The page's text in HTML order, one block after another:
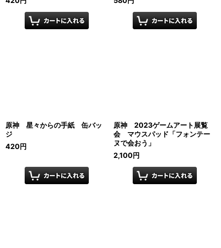
原神 星々からの手紙 缶バッ
ジ
420円
原神 2023ゲームアート展覧
会 マウスパッド「フォンテー
ヌで会おう」
2,100円